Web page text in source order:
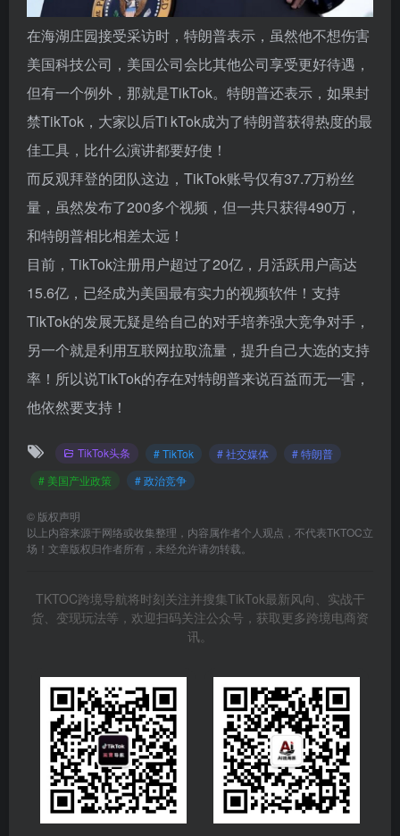
在海湖庄园接受采访时，特朗普表示，虽然他不想伤害
美国科技公司，美国公司会比其他公司享受更好待遇，
但有一个例外，那就是TikTok。特朗普还表示，如果封
禁TikTok，大家以后Ti kTok成为了特朗普获得热度的最
佳工具，比什么演讲都要好使！
而反观拜登的团队这边，TikTok账号仅有37.7万粉丝
量，虽然发布了200多个视频，但一共只获得490万，
和特朗普相比相差太远！
目前，TikTok注册用户超过了20亿，月活跃用户高达
15.6亿，已经成为美国最有实力的视频软件！支持
TikTok的发展无疑是给自己的对手培养强大竞争对手，
另一个就是利用互联网拉取流量，提升自己大选的支持
率！所以说TikTok的存在对特朗普来说百益而无一害，
他依然要支持！
TikTok头条 # TikTok # 社交媒体
# 特朗普
# 美国产业政策
# 政治竞争
© 版权声明
以上内容来源于网络或收集整理，内容属作者个人观点，不代表TKTOC立
场！文章版权归作者所有，未经允许请勿转载。
TKTOC跨境导航将时刻关注并搜集TikTok最新风向、实战干
货、变现玩法等，欢迎扫码关注公众号，获取更多跨境电商资
讯。